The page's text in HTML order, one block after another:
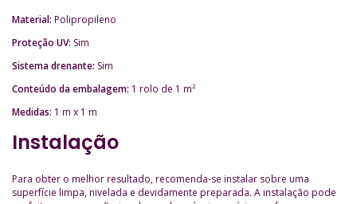
Material: Polipropileno
Proteção UV: Sim
Sistema drenante: Sim
Conteúdo da embalagem: 1 rolo de 1 m²
Medidas: 1 m x 1 m
Instalação
Para obter o melhor resultado, recomenda-se instalar sobre uma
superfície limpa, nivelada e devidamente preparada. A instalação pode